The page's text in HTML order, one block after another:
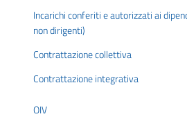
Incarichi conferiti e autorizzati ai
non dirigenti)
Contrattazione collettiva
Contrattazione integrativa
OIV